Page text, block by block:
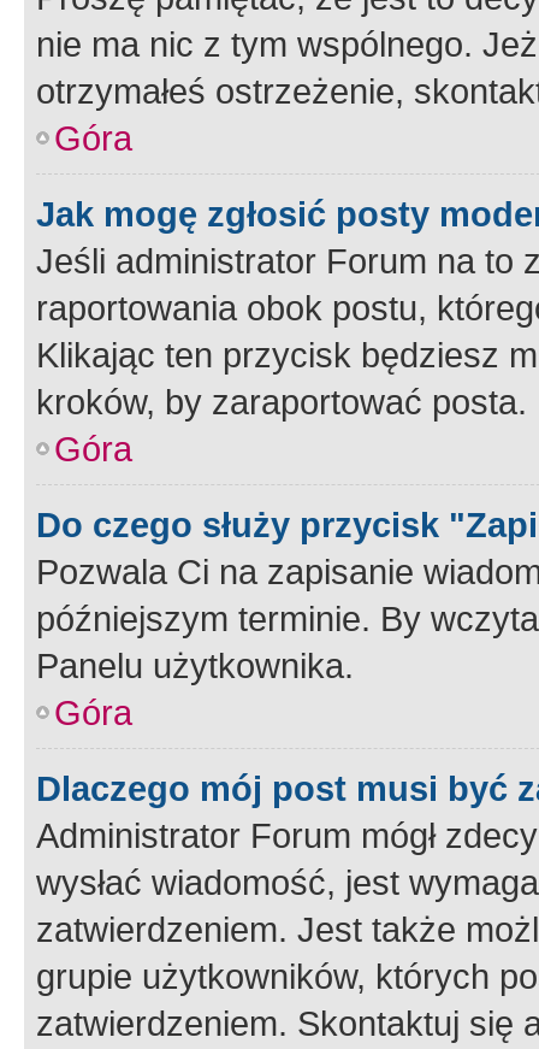
nie ma nic z tym wspólnego.
otrzymałeś ostrzeżenie,
Góra
Jak mogę zgłosić posty
Jeśli administrator Forum na to
raportowania obok postu,
Klikając ten przycisk będziesz
kroków, by zaraportować posta.
Góra
Do czego służy przycisk
Pozwala Ci na zapisanie
późniejszym terminie. By
Panelu użytkownika.
Góra
Dlaczego mój post musi być
Administrator Forum mógł
wysłać wiadomość, jest
zatwierdzeniem. Jest także
grupie użytkowników, których
zatwierdzeniem. Skontaktuj się